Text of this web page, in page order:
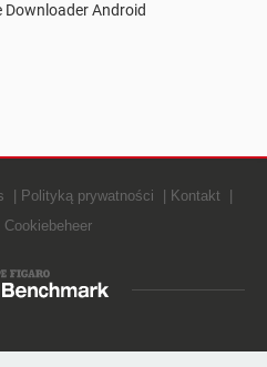
Downloader Android
Polityką prywatności
Kontakt
Cookiebeheer